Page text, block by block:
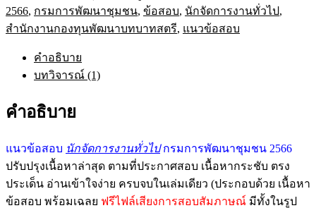
2566, กรมการพัฒนาชุมชน, ข้อสอบ, นักจัดการงานทั่วไป,
สำนักงานกองทุนพัฒนาบทบาทสตรี, แนวข้อสอบ
คำอธิบาย
บทวิจารณ์ (1)
คำอธิบาย
แนวข้อสอบ นักจัดการงานทั่วไปกรมการพัฒนาชุมชน 2566
ปรับปรุงเนื้อหาล่าสุด ตามที่ประกาศสอบ เนื้อหากระชับ ตรง
ประเด็น อ่านเข้าใจง่าย ครบจบในเล่มเดียว (ประกอบด้วย เนื้อหา
ข้อสอบ พร้อมเฉลย ฟรีไฟล์เสียงการสอบสัมภาษณ์ มีทั้งในรูป